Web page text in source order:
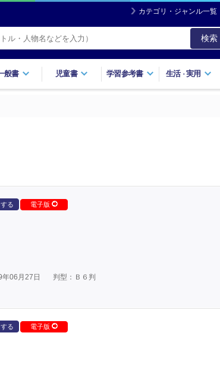
カテゴリ・ジャンル一覧
検索
般書 児童書 学習参考書 生活・実用
る 電子版
06月27日 判型：Ｂ６判
る 電子版